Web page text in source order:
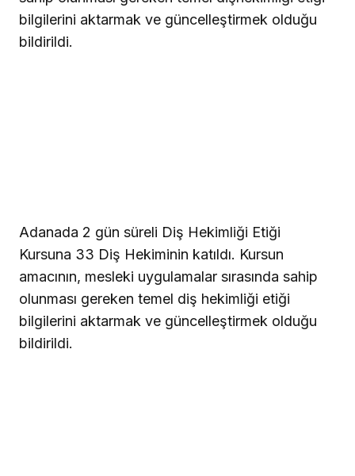
bilgilerini aktarmak ve güncelleştirmek olduğu
bildirildi.
Adanada 2 gün süreli Diş Hekimliği Etiği
Kursuna 33 Diş Hekiminin katıldı. Kursun
amacının, mesleki uygulamalar sırasında sahip
olunması gereken temel diş hekimliği etiği
bilgilerini aktarmak ve güncelleştirmek olduğu
bildirildi.